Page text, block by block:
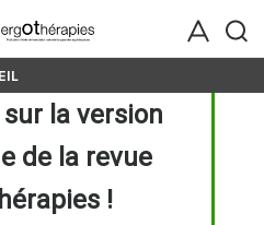
la version
de la revue
!